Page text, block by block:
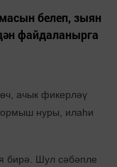
белеп, зыян
файдаланырга
ачык фикерләү
нуры, илаһи
бирә. Шул сәбәпле